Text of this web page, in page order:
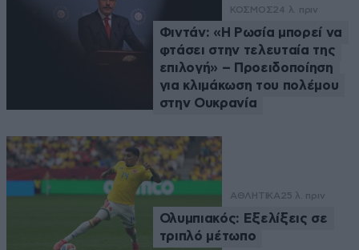
ΚΟΣΜΟΣ24 λ. πριν
Φιντάν: «Η Ρωσία μπορεί να
φτάσει στην τελευταία της
επιλογή» – Προειδοποίηση
για κλιμάκωση του πολέμου
στην Ουκρανία
ΑΘΛΗΤΙΚΑ 25 λ. πριν
Ολυμπιακός: Εξελίξεις σε
τριπλό μέτωπο